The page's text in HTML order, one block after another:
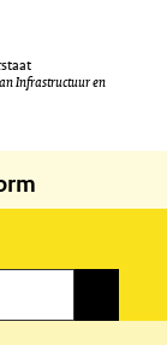
Infrastructuur en